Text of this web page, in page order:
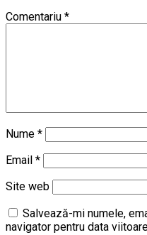
Comentariu *
Nume *
Email *
Site web
Salvează-mi numele,
navigator pentru data